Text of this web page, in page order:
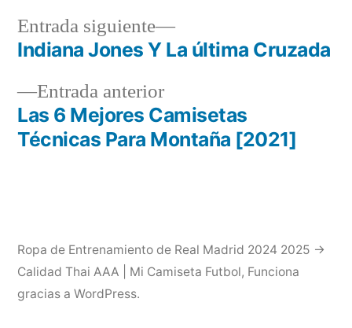
Navegación
de
entradas
Entrada anteriorEntrada
anterior:
Las 6 Mejores Camisetas
Técnicas Para Montaña [2021]
Entrada siguiente
Entrada
siguiente:
Indiana Jones Y La última Cruzada
Ropa de Entrenamiento de Real Madrid 2024 2025 →
Calidad Thai AAA | Mi Camiseta Futbol, Funciona
gracias a WordPress.